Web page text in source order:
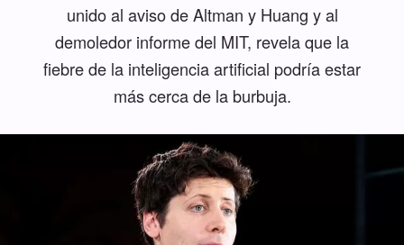
unido al aviso de Altman y Huang y al
demoledor informe del MIT, revela que la
fiebre de la inteligencia artificial podría estar
más cerca de la burbuja.